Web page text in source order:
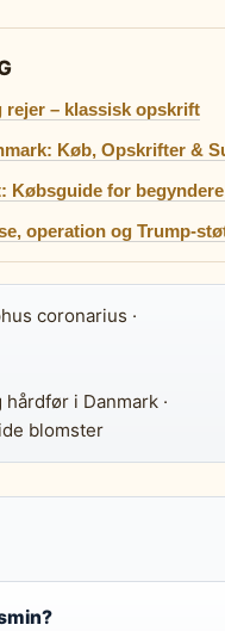
– klassisk opskrift
Køb, Opskrifter &
Købsguide for
operation og Trump-
coronarius ·
i Danmark ·
blomster